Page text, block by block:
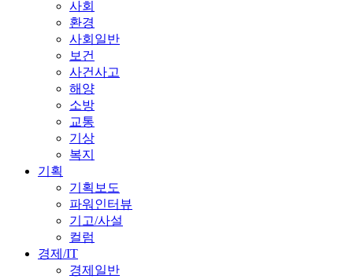
사회
환경
사회일반
보건
사건사고
해양
소방
교통
기상
복지
기획
기획보도
파워인터뷰
기고/사설
컬럼
경제/IT
경제일반